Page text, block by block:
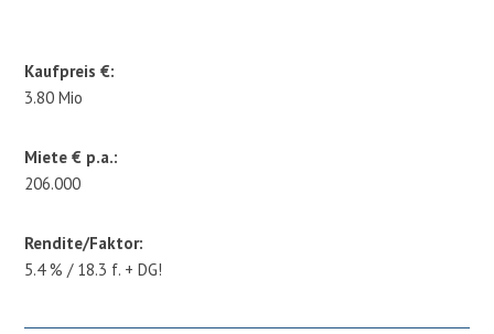
Kaufpreis €:
3.80 Mio
Miete € p.a.:
206.000
Rendite/Faktor:
5.4 % / 18.3 f. + DG!